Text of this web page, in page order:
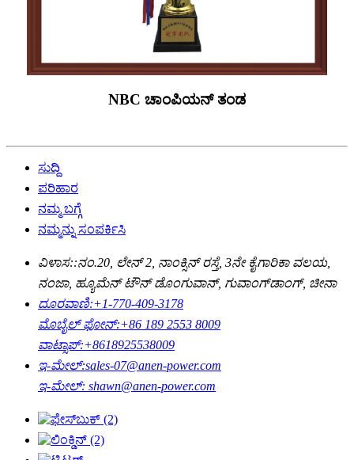
NBC ಚಾಂಪಿಯನ್ ತಂಡ
ಸುದ್ದಿ
ಪರಿಹಾರ
ನಮ್ಮ ಬಗ್ಗೆ
ನಮ್ಮನ್ನು ಸಂಪರ್ಕಿಸಿ
ವಿಳಾಸ::ನಂ.20, ಲೇನ್ 2, ನಾಂಕ್ಸಿನ್ ರಸ್ತೆ, 3ನೇ ಕೈಗಾರಿಕಾ ವಲಯ,
ನಂಜಾ, ಹ್ಯೂಮೆನ್ ಟೌನ್ ಡೊಂಗುವಾನ್, ಗುವಾಂಗ್‌ಡಾಂಗ್, ಚೀನಾ
ದೂರವಾಣಿ:+1-770-409-3178
ಮೊಬೈಲ್ ಫೋನ್:+86 189 2553 8009
ವಾಟ್ಸಾಪ್:+8618925538009
ಇ-ಮೇಲ್:sales-07@anen-power.com
ಇ-ಮೇಲ್: shawn@anen-power.com